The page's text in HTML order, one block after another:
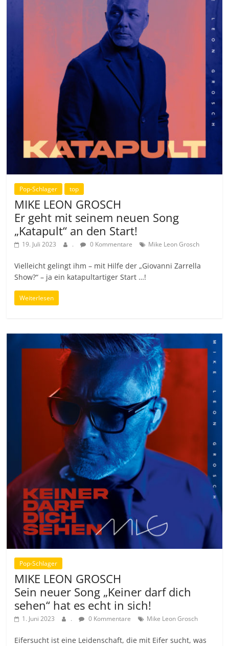
Pop-Schlager top
MIKE LEON GROSCH
Er geht mit seinem neuen Song
„Katapult“ an den Start!
19. Juli 2023 . 0 Kommentare Mike Leon Grosch
Vielleicht gelingt ihm – mit Hilfe der „Giovanni Zarrella
Show?“ – ja ein katapultartiger Start …!
Weiterlesen
Pop-Schlager
MIKE LEON GROSCH
Sein neuer Song „Keiner darf dich
sehen“ hat es echt in sich!
1. Juni 2023 . 0 Kommentare Mike Leon Grosch
Eifersucht ist eine Leidenschaft, die mit Eifer sucht, was